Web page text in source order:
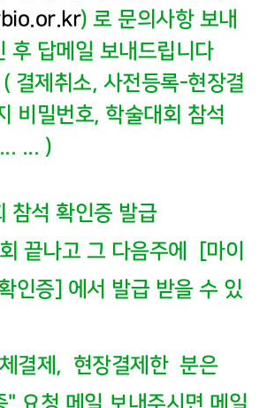
) 로 문의사항 보내
후 답메일 보내드립니다
( 결제취소, 사전등록-현장결
비밀번호, 학술대회 참석
... )
참석 확인증 발급
끝나고 그 다음주에 [마이
인증] 에서 발급 받을 수 있
결제, 현장결제한 분은